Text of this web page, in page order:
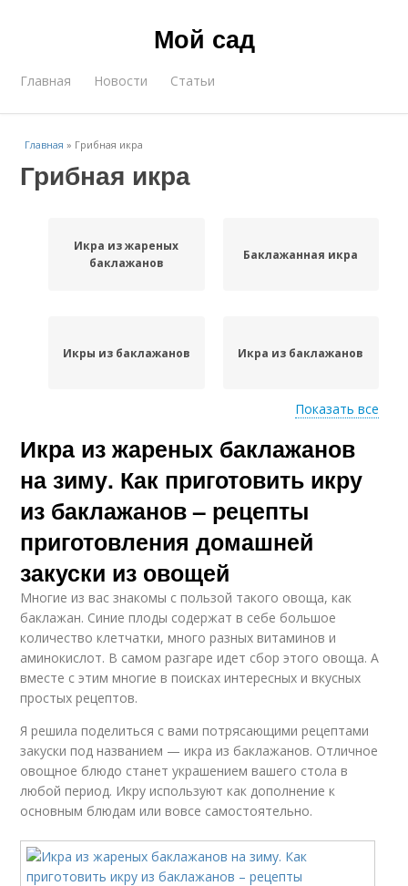
Мой сад
Главная Новости Статьи
Главная » Грибная икра
Грибная икра
Икра из жареных
баклажанов
Баклажанная икра
Икры из баклажанов Икра из баклажанов
Икра на зиму Вкусная икра
Икры из баклажан
Икра из жареных
Кабачковая икра
Икра из баклажан Икра из синеножек
Икра с морковью Икра из грибов
Показать все
Икра из жареных баклажанов
на зиму. Как приготовить икру
из баклажанов – рецепты
приготовления домашней
закуски из овощей
Многие из вас знакомы с пользой такого овоща, как
баклажан. Синие плоды содержат в себе большое
количество клетчатки, много разных витаминов и
аминокислот. В самом разгаре идет сбор этого овоща. А
вместе с этим многие в поисках интересных и вкусных
простых рецептов.
Я решила поделиться с вами потрясающими рецептами
закуски под названием — икра из баклажанов. Отличное
овощное блюдо станет украшением вашего стола в
любой период. Икру используют как дополнение к
основным блюдам или вовсе самостоятельно.